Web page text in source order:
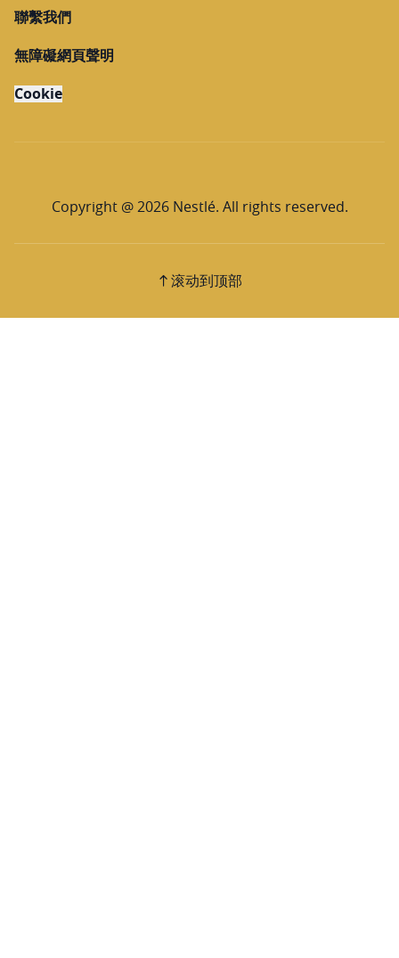
聯繫我們
無障礙網頁聲明
Cookie
Copyright @ 2026 Nestlé. All rights reserved.
滚动到顶部